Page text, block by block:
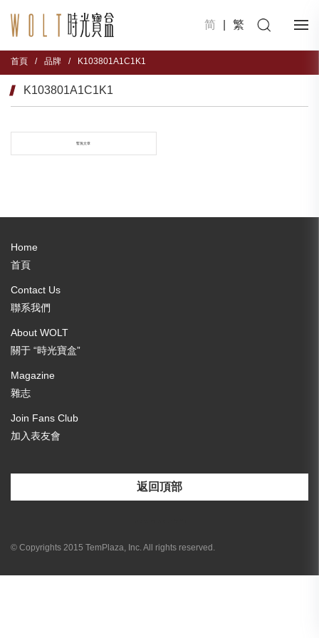
简 繁
首頁 / 品牌 / K103801A1C1K1
K103801A1C1K1
暫無文章
Home
首頁
Contact Us
聯系我們
About WOLT
關于 “時光寶盒”
Magazine
雜志
Join Fans Club
加入表友會
返回頂部
© Copyrights 2015 TemPlaza, Inc. All rights reserved.